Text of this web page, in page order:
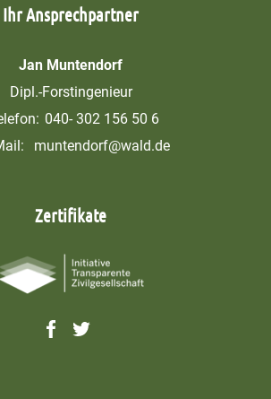
Ihr Ansprechpartner
Jan Muntendorf
Dipl.-Forstingenieur
040- 302 156 50 6
muntendorf@wald.de
Zertifikate